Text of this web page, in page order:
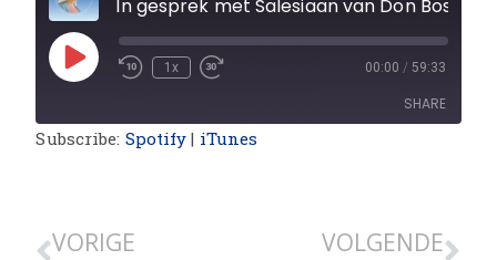
1x 00:00 / 59:33
SHARE
Subscribe: Spotify | iTunes
VORIGE VOLGENDE